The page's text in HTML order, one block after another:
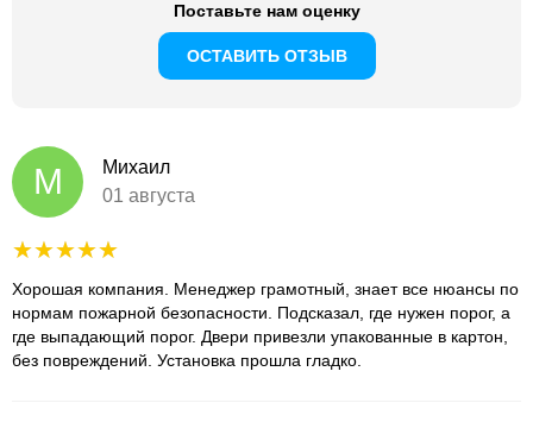
Поставьте нам оценку
ОСТАВИТЬ ОТЗЫВ
М
Михаил
01 августа
Хорошая компания. Менеджер грамотный, знает все нюансы по
нормам пожарной безопасности. Подсказал, где нужен порог, а
где выпадающий порог. Двери привезли упакованные в картон,
без повреждений. Установка прошла гладко.